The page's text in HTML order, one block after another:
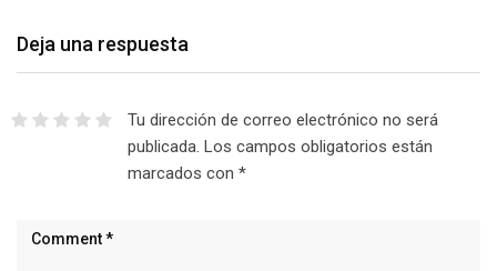
Deja una respuesta
Tu dirección de correo electrónico no será
publicada. Los campos obligatorios están
marcados con *